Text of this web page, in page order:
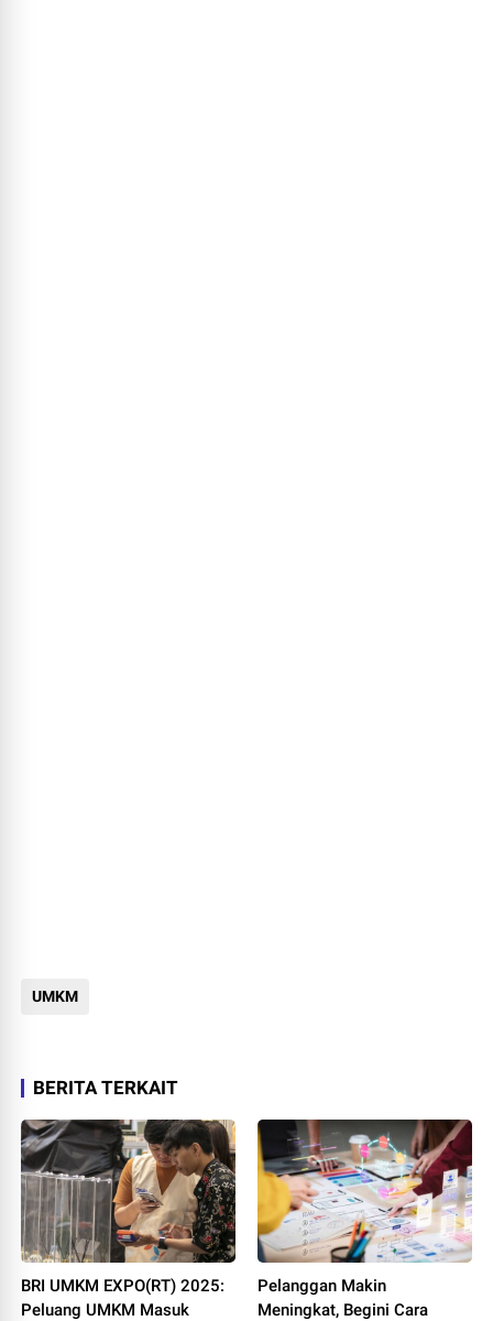
UMKM
BERITA TERKAIT
BRI UMKM EXPO(RT) 2025:
Peluang UMKM Masuk
Pelanggan Makin
Meningkat, Begini Cara